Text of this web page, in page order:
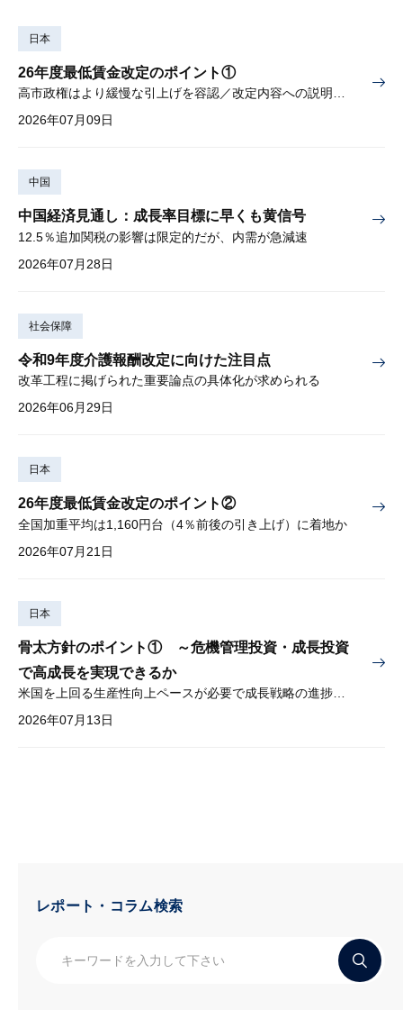
日本
26年度最低賃金改定のポイント①
高市政権はより緩慢な引上げを容認／改定内容への説明責任が焦点
2026年07月09日
中国
中国経済見通し：成長率目標に早くも黄信号
12.5％追加関税の影響は限定的だが、内需が急減速
2026年07月28日
社会保障
令和9年度介護報酬改定に向けた注目点
改革工程に掲げられた重要論点の具体化が求められる
2026年06月29日
日本
26年度最低賃金改定のポイント②
全国加重平均は1,160円台（4％前後の引き上げ）に着地か
2026年07月21日
日本
骨太方針のポイント① ～危機管理投資・成長投資
で高成長を実現できるか
米国を上回る生産性向上ペースが必要で成長戦略の進捗管理も課題
2026年07月13日
レポート・コラム検索